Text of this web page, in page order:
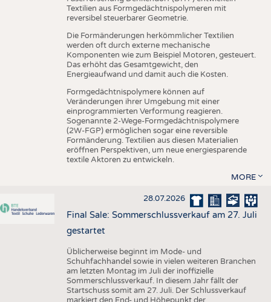
Textilien aus Formgedächtnispolymeren mit
reversibel steuerbarer Geometrie.
Die Formänderungen herkömmlicher Textilien
werden oft durch externe mechanische
Komponenten wie zum Beispiel Motoren, gesteuert.
Das erhöht das Gesamtgewicht, den
Energieaufwand und damit auch die Kosten.
Formgedächtnispolymere können auf
Veränderungen ihrer Umgebung mit einer
einprogrammierten Verformung reagieren.
Sogenannte 2-Wege-Formgedächtnispolymere
(2W-FGP) ermöglichen sogar eine reversible
Formänderung. Textilien aus diesen Materialien
eröffnen Perspektiven, um neue energiesparende
textile Aktoren zu entwickeln.
MORE
28.07.2026
Final Sale: Sommerschlussverkauf am 27. Juli
gestartet
Üblicherweise beginnt im Mode- und
Schuhfachhandel sowie in vielen weiteren Branchen
am letzten Montag im Juli der inoffizielle
Sommerschlussverkauf. In diesem Jahr fällt der
Startschuss somit am 27. Juli. Der Schlussverkauf